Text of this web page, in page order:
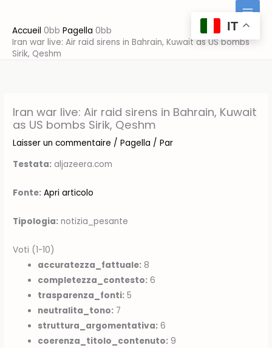
contenu
Accueil
Pagella
Iran war live: Air raid sirens in Bahrain, Kuwait as US bombs
Sirik, Qeshm
Iran war live: Air raid sirens in Bahrain, Kuwait
as US bombs Sirik, Qeshm
Laisser un commentaire /Pagella / Par
Testata: aljazeera.com
Fonte: Apri articolo
Tipologia: notizia_pesante
Voti (1-10)
accuratezza_fattuale: 8
completezza_contesto: 6
trasparenza_fonti: 5
neutralita_tono: 7
struttura_argomentativa: 6
coerenza_titolo_contenuto: 9
IT